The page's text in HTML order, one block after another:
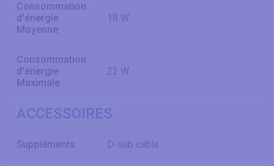
Consommation
d'énergie
Moyenne
18 W
Consommation
d'énergie
Maximale
22 W
ACCESSOIRES
Suppléments D-sub cable